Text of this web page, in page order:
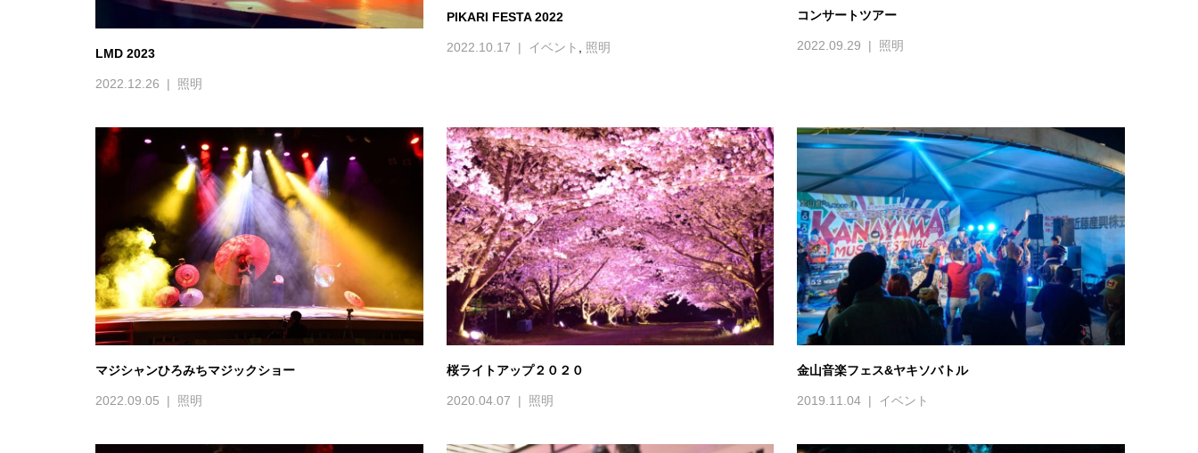
LMD 2023
2022.12.26 照明
PIKARI FESTA 2022
2022.10.17 イベント , 照明
コンサートツアー
2022.09.29 照明
マジシャンひろみちマジックショー
2022.09.05 照明
桜ライトアップ２０２０
2020.04.07 照明
金山音楽フェス&ヤキソバトル
2019.11.04 イベント